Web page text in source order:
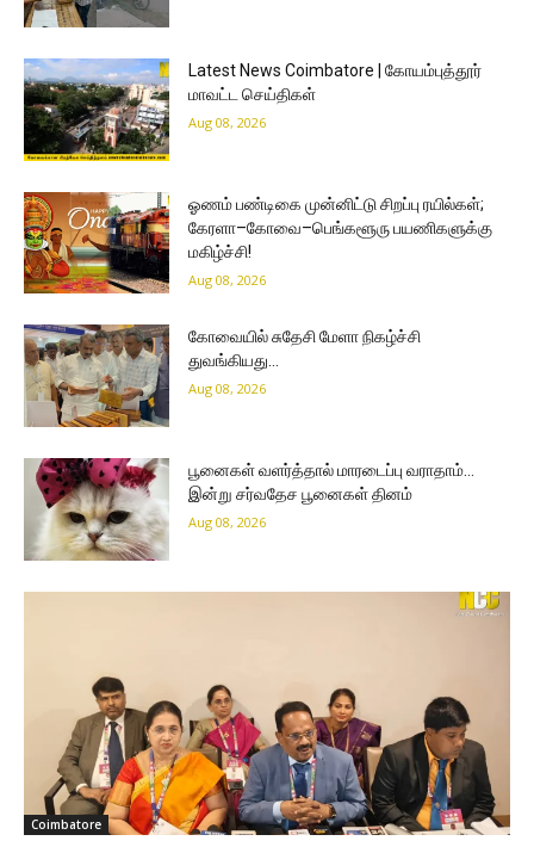
Latest News Coimbatore | கோயம்புத்தூர்
மாவட்ட செய்திகள்
Aug 08, 2026
ஓணம் பண்டிகை முன்னிட்டு சிறப்பு ரயில்கள்;
கேரளா–கோவை–பெங்களூரு பயணிகளுக்கு
மகிழ்ச்சி!
Aug 08, 2026
கோவையில் சுதேசி மேளா நிகழ்ச்சி
துவங்கியது…
Aug 08, 2026
பூனைகள் வளர்த்தால் மாரடைப்பு வராதாம்…
இன்று சர்வதேச பூனைகள் தினம்
Aug 08, 2026
Coimbatore